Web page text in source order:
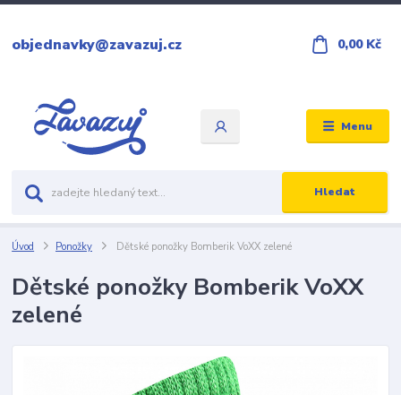
Menu
Hledat
objednavky@zavazuj.cz 0,00 Kč
Úvod Ponožky Dětské ponožky Bomberik VoXX zelené
Dětské ponožky Bomberik VoXX
zelené